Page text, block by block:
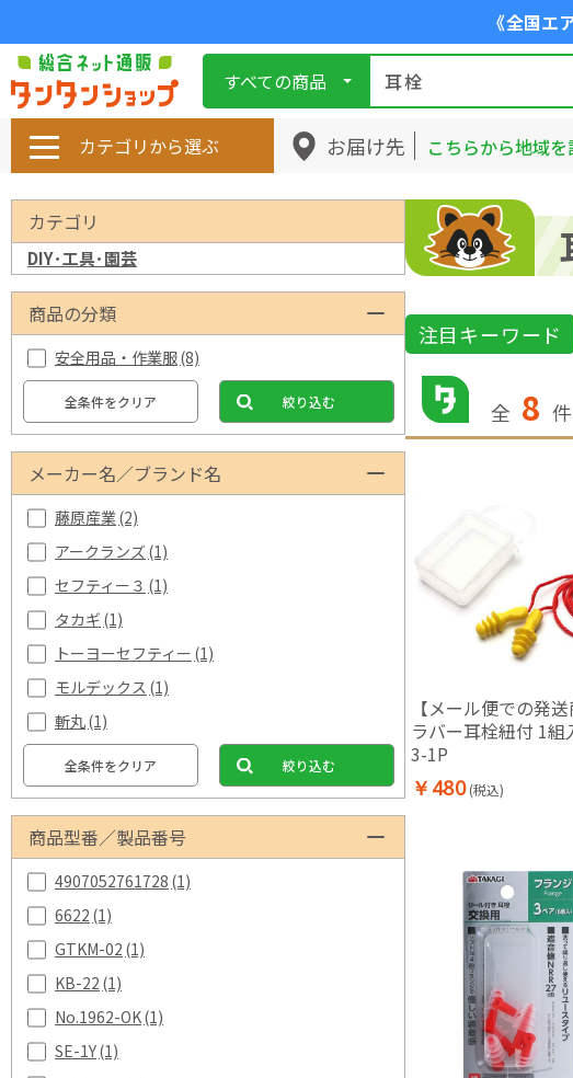
《全国エ
すべての商品
カテゴリから選ぶ お届け先 こちらから地域を
カテゴリ
DIY･工具･園芸
商品の分類
安全用品・作業服(8)
全条件をクリア 絞り込む
メーカー名／ブランド名
藤原産業(2)
アークランズ (1)
セフティー３ (1)
タカギ (1)
トーヨーセフティー (1)
モルデックス (1)
斬丸(1)
全条件をクリア 絞り込む
商品型番／製品番号
4907052761728 (1)
6622 (1)
GTKM-02 (1)
KB-22 (1)
No.1962-OK(1)
SE-1Y(1)
注目キーワード
全 8 件
【メール便での発送
ラバー耳栓紐付 1組
3-1P
￥480 (税込)